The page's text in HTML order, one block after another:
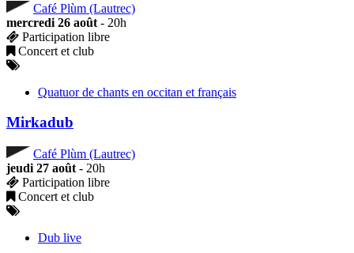
Café Plùm (Lautrec)
mercredi 26 août - 20h
Participation libre
Concert et club
Quatuor de chants en occitan et français
Mirkadub
Café Plùm (Lautrec)
jeudi 27 août - 20h
Participation libre
Concert et club
Dub live